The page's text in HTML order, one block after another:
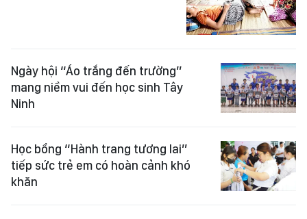
Ngày hội “Áo trắng đến trường”
mang niềm vui đến học sinh Tây
Ninh
Học bổng “Hành trang tương lai”
tiếp sức trẻ em có hoàn cảnh khó
khăn